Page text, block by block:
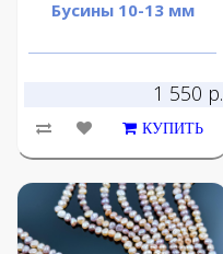
Бусины 10-13 мм
1 550 р.
КУПИТЬ